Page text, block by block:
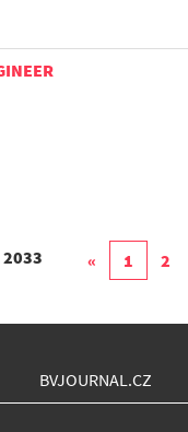
2033 « 1 2
BVJOURNAL.CZ